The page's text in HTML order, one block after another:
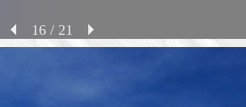
16 / 21